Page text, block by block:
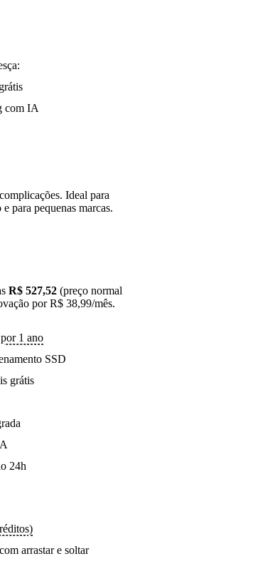
com IA
Ideal para
para pequenas marcas.
R$ 527,52 (preço normal
por R$ 38,99/mês.
1 ano
SSD
grátis
24h
arrastar e soltar